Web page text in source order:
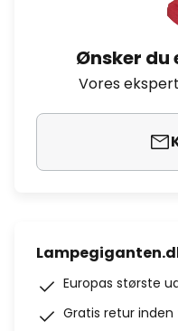
Ønsker du
Vores
Europas største
Gratis retur inden